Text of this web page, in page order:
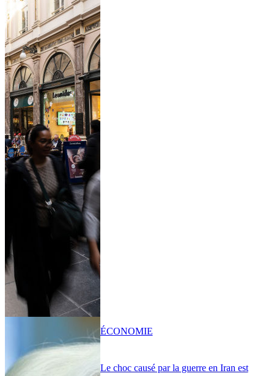
Le choc causé par la guerre en Iran est
ÉCONOMIE